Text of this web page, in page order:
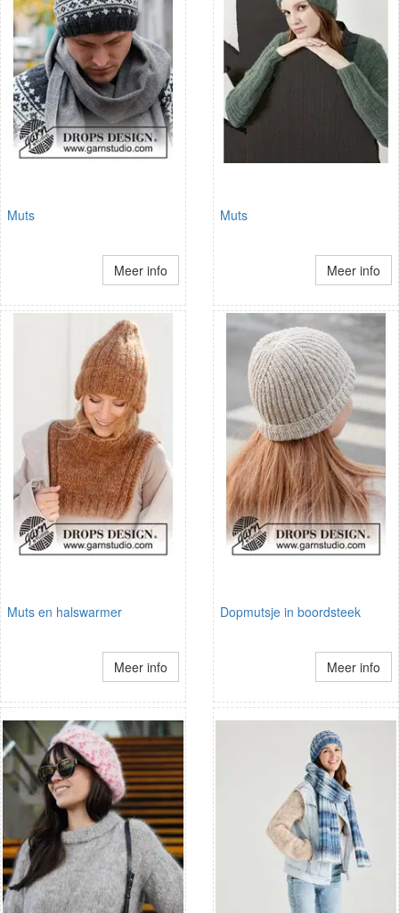
Muts
Meer info
Muts
Meer info
Muts en halswarmer
Meer info
Dopmutsje in boordsteek
Meer info